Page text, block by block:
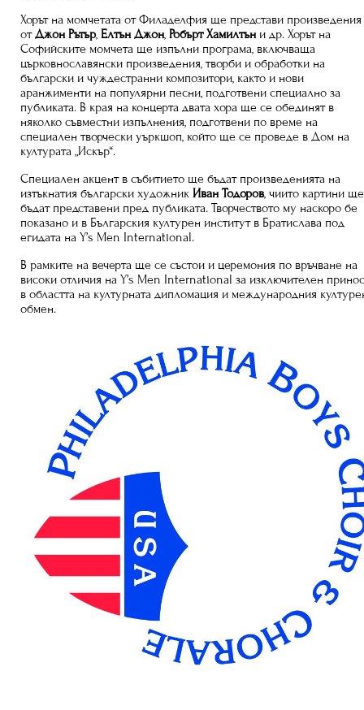
Хорът на момчетата от Филаделфия ще представи произведения
отДжон Рътър,Елтън Джон,Робърт Хамилтъни др. Хорът на
Софийските момчета ще изпълни програма, включваща
църковнославянски произведения, творби и обработки на
български и чуждестранни композитори, както и нови
аранжименти на популярни песни, подготвени специално за
публиката. В края на концерта двата хора ще се обединят в
няколко съвместни изпълнения, подготвени по време на
специален творчески уъркшоп, който ще се проведе в Дом на
културата „Искър“.
Специален акцент в събитието ще бъдат произведенията на
изтъкнатия български художникИван Тодоров, чиито картини ще
бъдат представени пред публиката. Творчеството му наскоро бе
показано и в Българския културен институт в Братислава под
егидата на Y’s Men International.
В рамките на вечерта ще се състои и церемония по връчване на
високи отличия на Y’s Men International за изключителен
в областта на културната дипломация и международния
обмен.